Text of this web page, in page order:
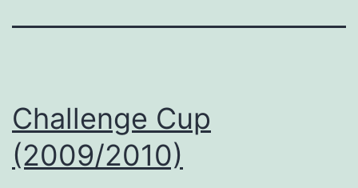
Challenge Cup
(2009/2010)